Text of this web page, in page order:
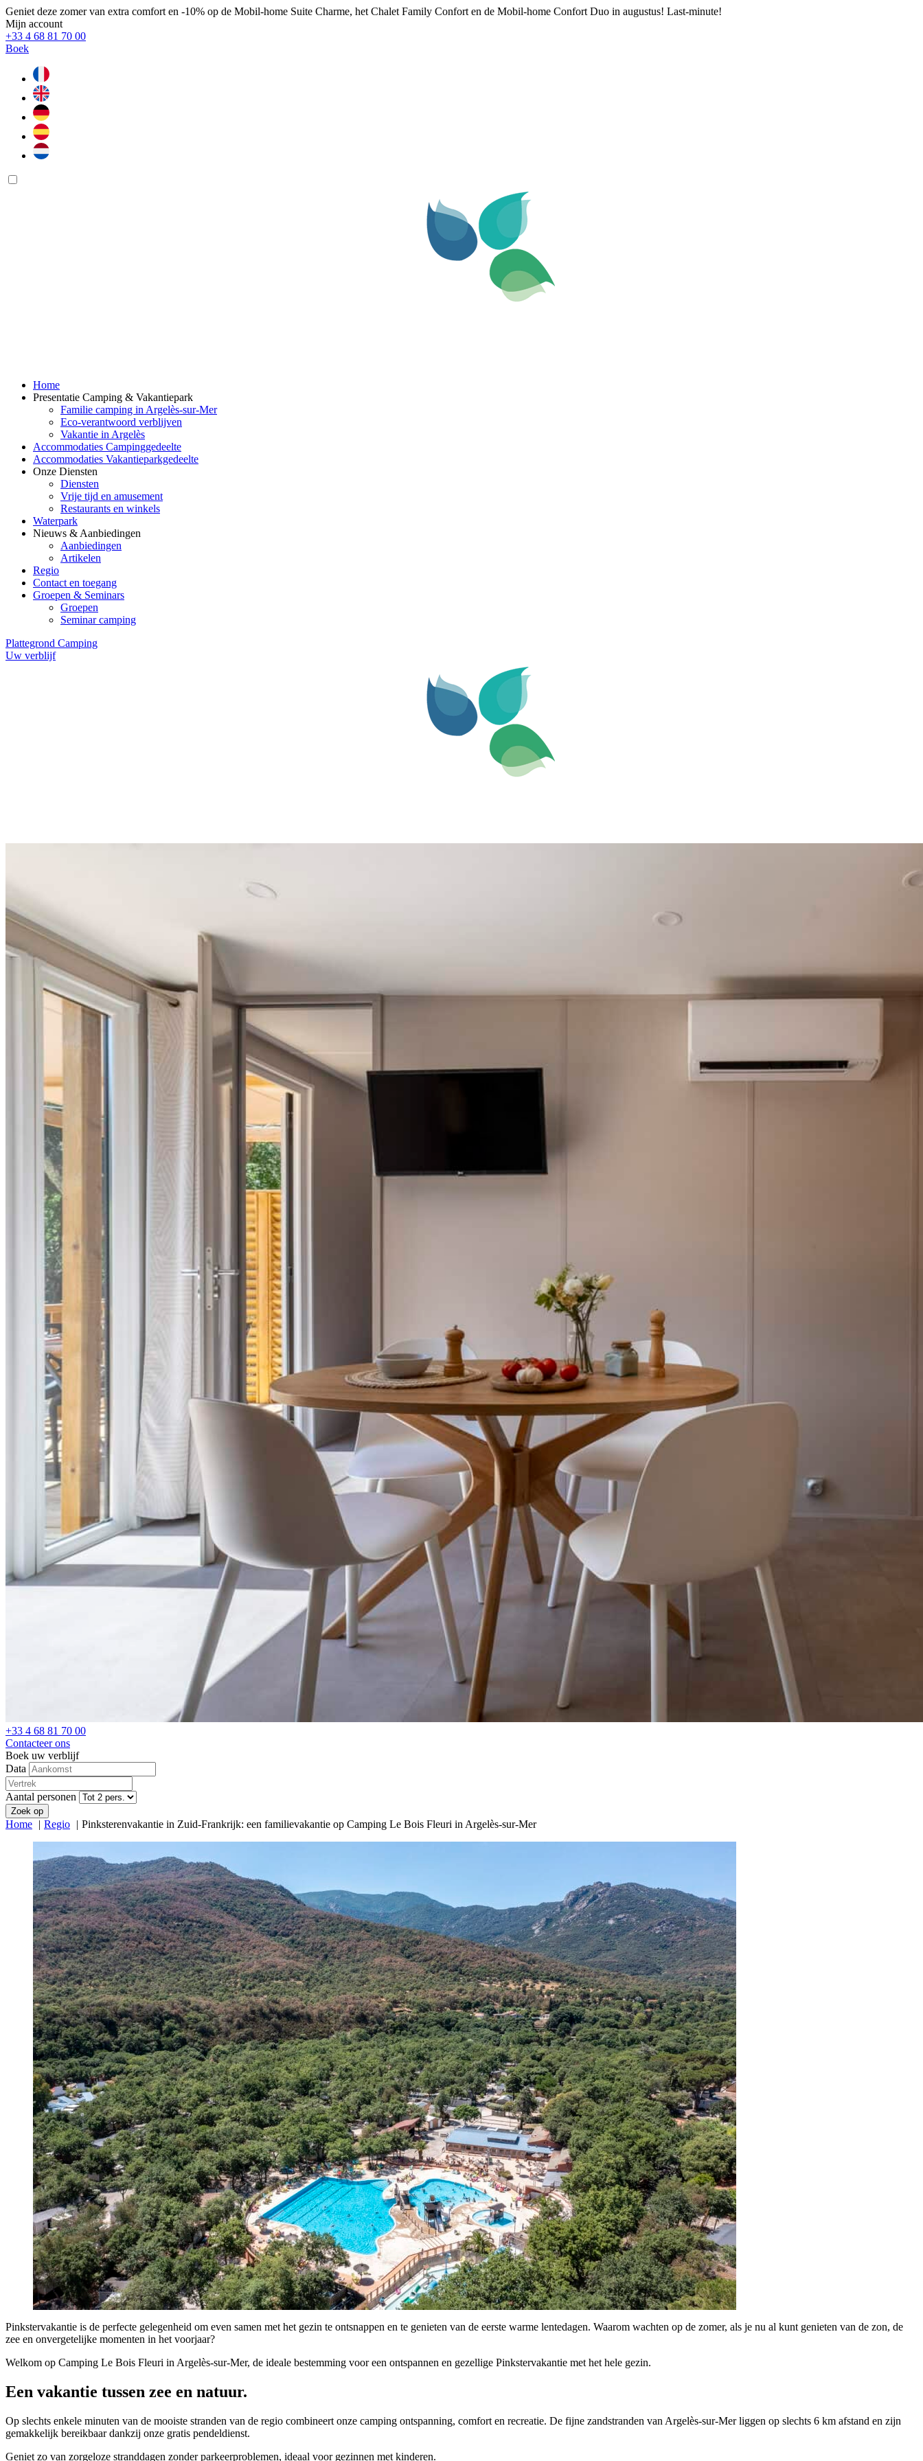
Geniet deze zomer van extra comfort en -10% op de Mobil-home Suite Charme, het Chalet Family Confort en de Mobil-home Confort Duo in augustus! Last-minute!
Mijn account
+33 4 68 81 70 00
Boek
Home
Presentatie Camping & Vakantiepark
Familie camping in Argelès-sur-Mer
Eco-verantwoord verblijven
Vakantie in Argelès
Accommodaties Campinggedeelte
Accommodaties Vakantieparkgedeelte
Onze Diensten
Diensten
Vrije tijd en amusement
Restaurants en winkels
Waterpark
Nieuws & Aanbiedingen
Aanbiedingen
Artikelen
Regio
Contact en toegang
Groepen & Seminars
Groepen
Seminar camping
Plattegrond Camping
Uw verblijf
+33 4 68 81 70 00
Contacteer ons
Boek uw verblijf
Data
Aantal personen
Zoek op
Home Regio Pinksterenvakantie in Zuid-Frankrijk: een familievakantie op Camping Le Bois Fleuri in Argelès-sur-Mer
Pinkstervakantie is de perfecte gelegenheid om even samen met het gezin te ontsnappen en te genieten van de eerste warme lentedagen. Waarom wachten op de zomer, als je nu al kunt genieten van de zon, de
zee en onvergetelijke momenten in het voorjaar?
Welkom op Camping Le Bois Fleuri in Argelès-sur-Mer, de ideale bestemming voor een ontspannen en gezellige Pinkstervakantie met het hele gezin.
Een vakantie tussen zee en natuur.
Op slechts enkele minuten van de mooiste stranden van de regio combineert onze camping ontspanning, comfort en recreatie. De fijne zandstranden van Argelès-sur-Mer liggen op slechts 6 km afstand en zijn
gemakkelijk bereikbaar dankzij onze gratis pendeldienst.
Geniet zo van zorgeloze stranddagen zonder parkeerproblemen, ideaal voor gezinnen met kinderen.